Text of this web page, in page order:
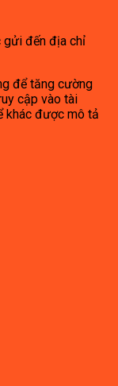
gửi đến địa chỉ
để tăng cường
cập vào tài
khác được mô tả